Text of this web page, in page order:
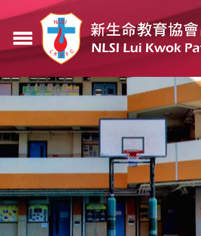
主
內
容
menu